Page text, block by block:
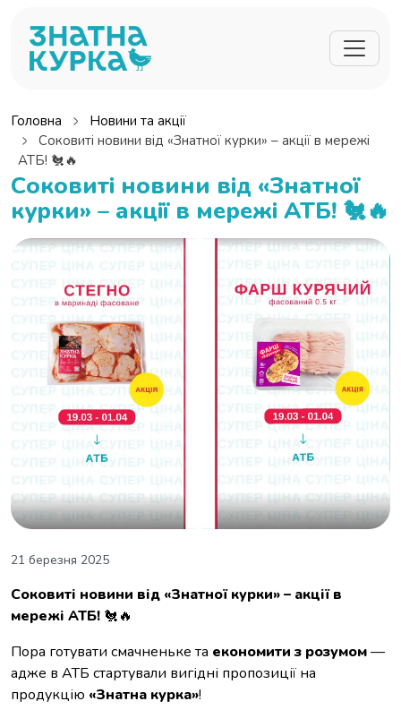
Головна
Новини та акції
Соковиті новини від «Знатної курки» – акції в мережі
АТБ! 🐔🔥
Соковиті новини від «Знатної
курки» – акції в мережі АТБ! 🐔🔥
21 березня 2025
Соковиті новини від «Знатної курки» – акції в
мережі АТБ! 🐔🔥
Пора готувати смачненьке та економити з розумом—
адже в АТБ стартували вигідні пропозиції на
продукцію «Знатна курка»!